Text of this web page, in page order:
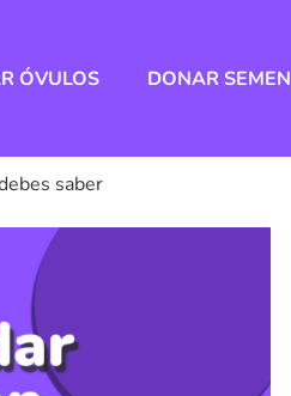
ÓVULOS DONAR SEMEN
saber